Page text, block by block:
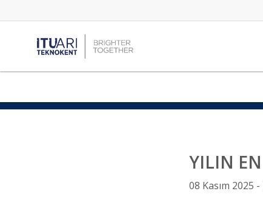
YILIN
08 Kasım 2025 -